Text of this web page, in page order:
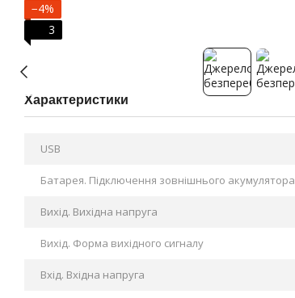
−4%
3
Характеристики
USB
Батарея. Підключення зовнішнього акумулятора
Вихід. Вихідна напруга
Вихід. Форма вихідного сигналу
Вхід. Вхідна напруга